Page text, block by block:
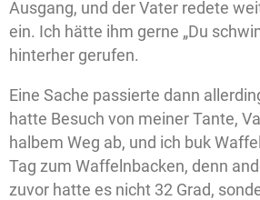
Ausgang, und der Vater redete
ein. Ich hätte ihm gerne „Du
hinterher gerufen.
Eine Sache passierte dann
hatte Besuch von meiner Tante,
halbem Weg ab, und ich buk
Tag zum Waffelnbacken, denn
zuvor hatte es nicht 32 Grad,